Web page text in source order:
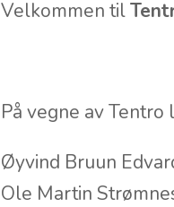
Velkommen til
På vegne av
Øyvind Bruun
Ole Martin